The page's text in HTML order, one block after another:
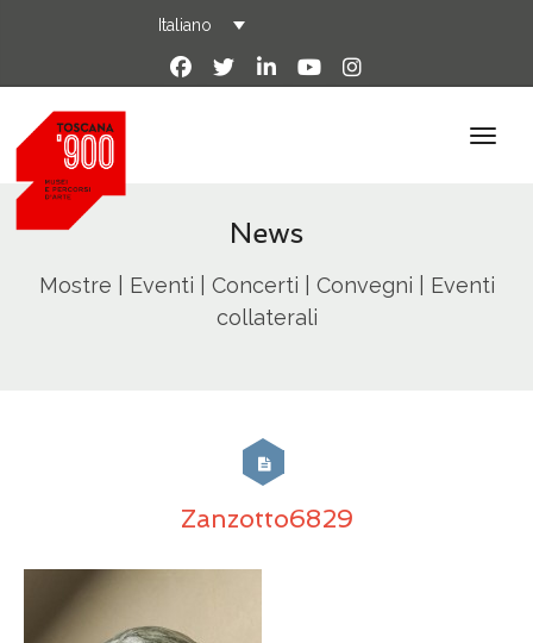
Italiano
News
Mostre | Eventi | Concerti | Convegni | Eventi
collaterali
Zanzotto6829